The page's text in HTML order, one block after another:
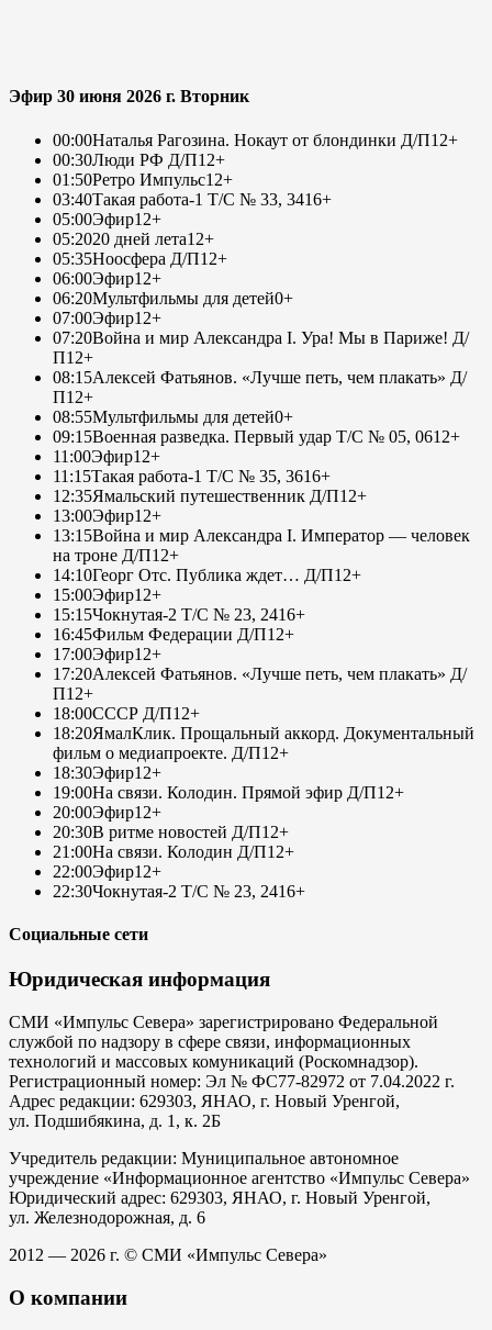
Эфир 30 июня 2026 г. Вторник
00:00Наталья Рагозина. Нокаут от блондинки Д/П12+
00:30Люди РФ Д/П12+
01:50Ретро Импульс12+
03:40Такая работа-1 Т/С № 33, 3416+
05:00Эфир12+
05:2020 дней лета12+
05:35Ноосфера Д/П12+
06:00Эфир12+
06:20Мультфильмы для детей0+
07:00Эфир12+
07:20Война и мир Александра I. Ура! Мы в Париже! Д/
П12+
08:15Алексей Фатьянов. «Лучше петь, чем плакать» Д/
П12+
08:55Мультфильмы для детей0+
09:15Военная разведка. Первый удар Т/С № 05, 0612+
11:00Эфир12+
11:15Такая работа-1 Т/С № 35, 3616+
12:35Ямальский путешественник Д/П12+
13:00Эфир12+
13:15Война и мир Александра I. Император — человек
на троне Д/П12+
14:10Георг Отс. Публика ждет… Д/П12+
15:00Эфир12+
15:15Чокнутая-2 Т/С № 23, 2416+
16:45Фильм Федерации Д/П12+
17:00Эфир12+
17:20Алексей Фатьянов. «Лучше петь, чем плакать» Д/
П12+
18:00СССР Д/П12+
18:20ЯмалКлик. Прощальный аккорд. Документальный
фильм о медиапроекте. Д/П12+
18:30Эфир12+
19:00На связи. Колодин. Прямой эфир Д/П12+
20:00Эфир12+
20:30В ритме новостей Д/П12+
21:00На связи. Колодин Д/П12+
22:00Эфир12+
22:30Чокнутая-2 Т/С № 23, 2416+
Социальные сети
Юридическая информация
СМИ «Импульс Севера» зарегистрировано Федеральной
службой по надзору в сфере связи, информационных
технологий и массовых комуникаций (Роскомнадзор).
Регистрационный номер: Эл № ФС77-82972 от 7.04.2022 г.
Адрес редакции: 629303, ЯНАО, г. Новый Уренгой,
ул. Подшибякина, д. 1, к. 2Б
Учредитель редакции: Муниципальное автономное
учреждение «Информационное агентство «Импульс Севера»
Юридический адрес: 629303, ЯНАО, г. Новый Уренгой,
ул. Железнодорожная, д. 6
2012 — 2026 г. © СМИ «Импульс Севера»
О компании